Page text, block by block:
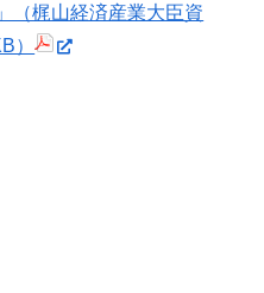
（梶山経済産業大臣資
）